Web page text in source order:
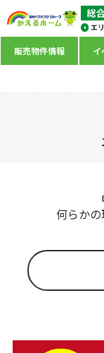
販売物件情報 イ
何らかの